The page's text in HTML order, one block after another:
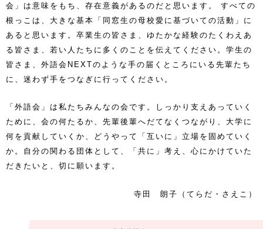
会」は意味をもち、存在意義があるのだと思います。 すべての
根っこは、大きな基本「同窓生の母校愛に基づいての活動」に
あると思います。卒業生の皆さま、ゆたかな経験のたくわえあ
る皆さま、若い人たちに多くのことを伝えてください。学生の
皆さま、外語会NEXTのような手の届くところにいる先輩たち
に、迷わず手をつなぎに行ってください。
「外語会」は私たちみんなの会です。しっかり支えあっていく
ために、会の何たるか、先輩後輩へだてなくつながり、大学に
何を貢献していくか、どうやって「互いに」立場を固めていく
か。自分の関わる団体として、「共に」考え、心にかけていた
だきたいと、切に願います。
寺田 朗子（てらだ・さえこ）